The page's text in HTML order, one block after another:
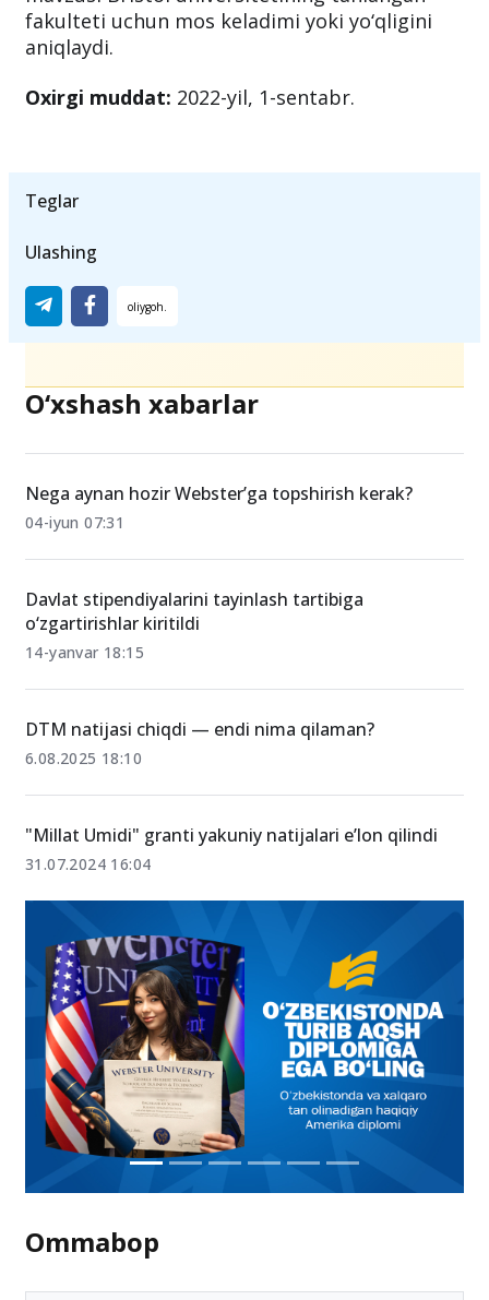
fakulteti uchun mos keladimi yoki yo‘qligini
aniqlaydi.
Oxirgi muddat: 2022-yil, 1-sentabr.
Teglar
Ulashing
O‘xshash xabarlar
Nega aynan hozir Webster’ga topshirish kerak?
04-iyun 07:31
Davlat stipendiyalarini tayinlash tartibiga
o‘zgartirishlar kiritildi
14-yanvar 18:15
DTM natijasi chiqdi — endi nima qilaman?
6.08.2025 18:10
"Millat Umidi" granti yakuniy natijalari e’lon qilindi
31.07.2024 16:04
Ommabop